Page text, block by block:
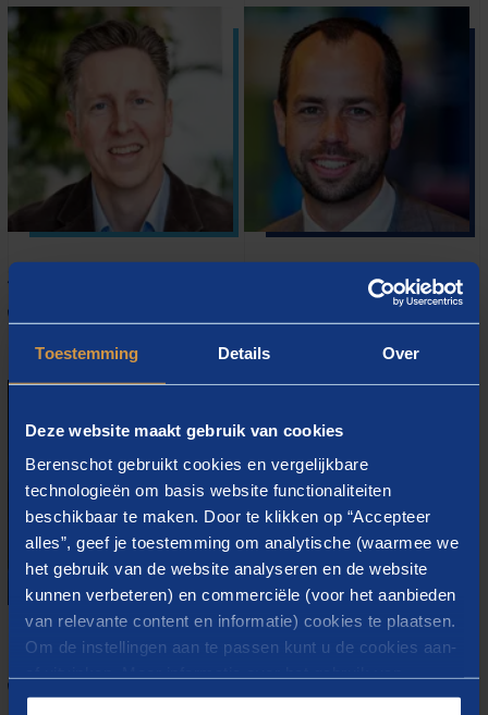
Toestemming Details Over
Deze website maakt gebruik van cookies
Berenschot gebruikt cookies en vergelijkbare
technologieën om basis website functionaliteiten
beschikbaar te maken. Door te klikken op “Accepteer
alles”, geef je toestemming om analytische (waarmee we
het gebruik van de website analyseren en de website
kunnen verbeteren) en commerciële (voor het aanbieden
van relevante content en informatie) cookies te plaatsen.
Om de instellingen aan te passen kunt u de cookies aan-
cookies op onze website treft u in onze
Jeroen van Bree Peter Kuiperij
Daniël Sprokkereef